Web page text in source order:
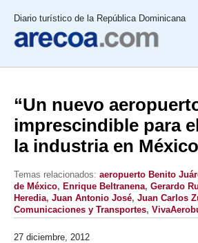
Diario turístico de la República Dominicana
“Un nuevo
imprescindible para
la industria en
Temas relacionados: aeropuerto Benito
de México, Enrique Beltranena, Gerardo
Heredia, Juan Antonio José, Juan Carlos
Comunicaciones y Transportes,
27 diciembre, 2012